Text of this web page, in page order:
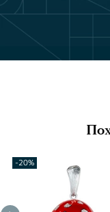
-20%